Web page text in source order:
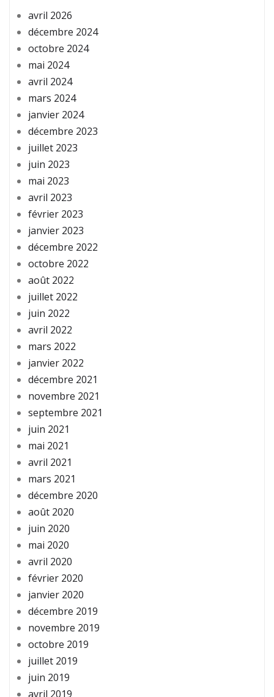
avril 2026
décembre 2024
octobre 2024
mai 2024
avril 2024
mars 2024
janvier 2024
décembre 2023
juillet 2023
juin 2023
mai 2023
avril 2023
février 2023
janvier 2023
décembre 2022
octobre 2022
août 2022
juillet 2022
juin 2022
avril 2022
mars 2022
janvier 2022
décembre 2021
novembre 2021
septembre 2021
juin 2021
mai 2021
avril 2021
mars 2021
décembre 2020
août 2020
juin 2020
mai 2020
avril 2020
février 2020
janvier 2020
décembre 2019
novembre 2019
octobre 2019
juillet 2019
juin 2019
avril 2019